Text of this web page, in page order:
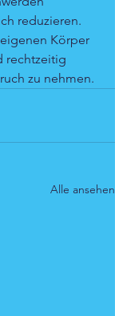
reduzieren.
Körper
rechtzeitig
zu nehmen.
Alle ansehen